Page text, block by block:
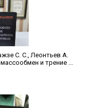
С. С., Леонтьев А.
и трение ...